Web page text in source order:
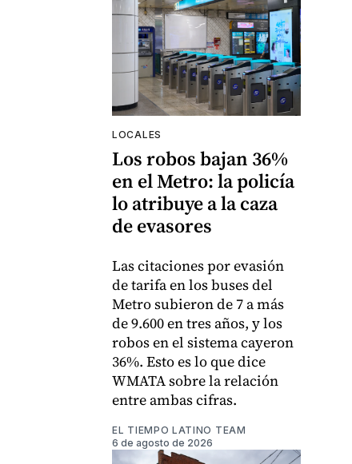
LOCALES
Los robos bajan 36%
en el Metro: la policía
lo atribuye a la caza
de evasores
Las citaciones por evasión
de tarifa en los buses del
Metro subieron de 7 a más
de 9.600 en tres años, y los
robos en el sistema cayeron
36%. Esto es lo que dice
WMATA sobre la relación
entre ambas cifras.
EL TIEMPO LATINO TEAM
6 de agosto de 2026